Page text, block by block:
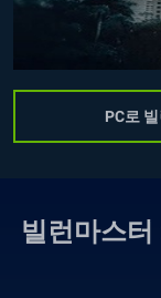
PC로
빌런마스터